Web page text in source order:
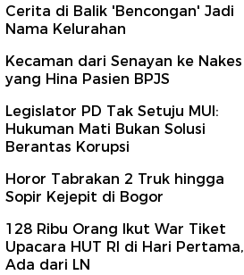
Cerita di Balik 'Bencongan' Jadi
Nama Kelurahan
Kecaman dari Senayan ke Nakes
yang Hina Pasien BPJS
Legislator PD Tak Setuju MUI:
Hukuman Mati Bukan Solusi
Berantas Korupsi
Horor Tabrakan 2 Truk hingga
Sopir Kejepit di Bogor
128 Ribu Orang Ikut War Tiket
Upacara HUT RI di Hari Pertama,
Ada dari LN